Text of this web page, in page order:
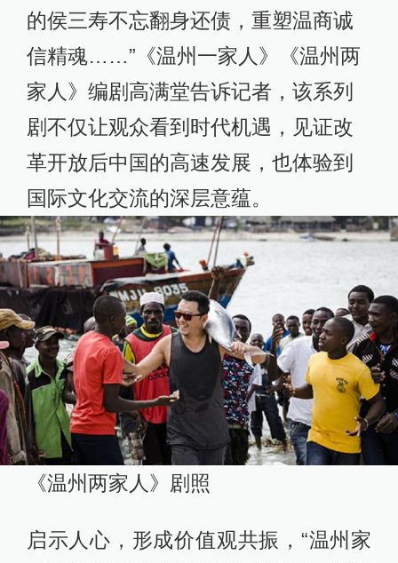
的侯三寿不忘翻身还债，重塑温商诚
信精魂……”《温州一家人》《温州两
家人》编剧高满堂告诉记者，该系列
剧不仅让观众看到时代机遇，见证改
革开放后中国的高速发展，也体验到
国际文化交流的深层意蕴。
《温州两家人》剧照
启示人心，形成价值观共振，“温州家